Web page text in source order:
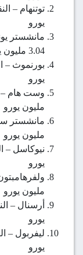
يورو
3.04 مليون يورو
يورو
مليون يورو
مليون يورو
يورو
مليون يورو
يورو
يورو